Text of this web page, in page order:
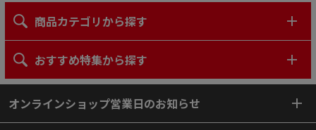
商品カテゴリから探す
おすすめ特集から探す
オンラインショップ営業日のお知らせ